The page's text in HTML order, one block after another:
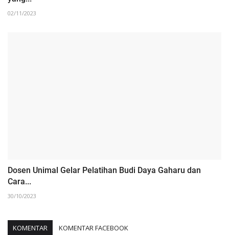
02/11/2023
Dosen Unimal Gelar Pelatihan Budi Daya Gaharu dan
Cara...
30/10/2023
KOMENTAR KOMENTAR FACEBOOK